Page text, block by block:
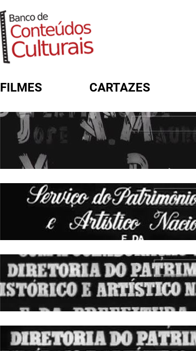
FILMES CARTAZES
FORMULÁRIO DE BUSCA